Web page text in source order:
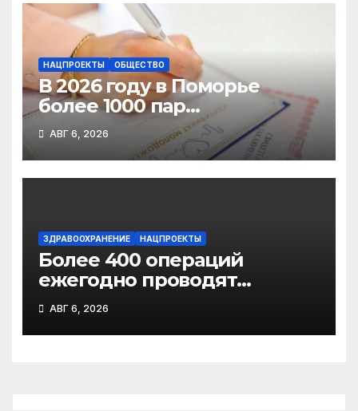
НАЦПРОЕКТЫ ОБЩЕСТВО
В 2026 году в Поморье
более 1000 пар
новобрачных получили
«Сертификат
молодоженов»
АВГ 6, 2026
ЗДРАВООХРАНЕНИЕ НАЦПРОЕКТЫ
Более 400 операций
ежегодно проводят
торакальные хирурги
Архангельского
онкодиспансера
АВГ 6, 2026